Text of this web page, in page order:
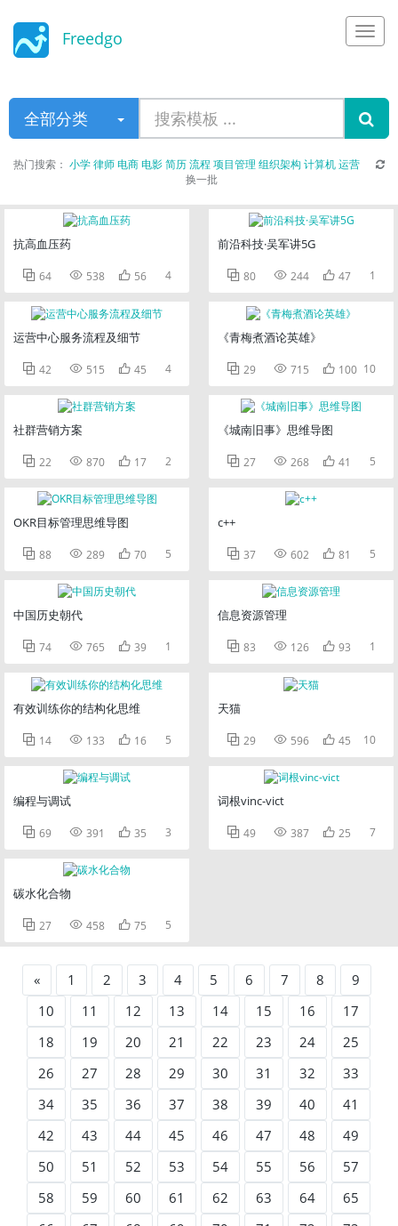
Freedgo
全部分类
热门搜索： 小学律师电商电影简历流程 项目管理 组织架构 计算机运营
换一批
抗高血压药
 64  538  56 4
运营中心服务流程及细节
 42  515  45 4
社群营销方案
 22  870  17 2
OKR目标管理思维导图
 88  289  70 5
中国历史朝代
 74  765  39 1
有效训练你的结构化思维
 14  133  16 5
编程与调试
 69  391  35 3
碳水化合物
 27  458  75 5
前沿科技·吴军讲5G
 80  244  47 1
《青梅煮酒论英雄》
 29  715  100 10
《城南旧事》思维导图
 27  268  41 5
c++
 37  602  81 5
信息资源管理
 83  126  93 1
天猫
 29  596  45 10
词根vinc-vict
 49  387  25 7
« 1 2 3 4 5 6 7 8
9
10
11 12 13 14 15 16
17
18
19 20 21 22 23 24
25
26
27 28 29 30 31 32
33
34
35 36 37 38 39 40
41
42
43 44 45 46 47 48
49
50
51 52 53 54 55 56
57
58
59 60 61 62 63 64
65